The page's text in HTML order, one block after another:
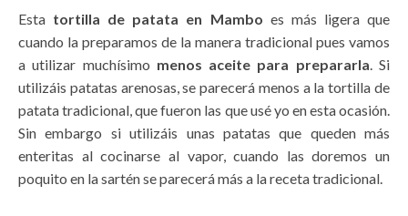
Esta tortilla de patata en Mambo es más ligera que
cuando la preparamos de la manera tradicional pues vamos
a utilizar muchísimo menos aceite para prepararla. Si
utilizáis patatas arenosas, se parecerá menos a la tortilla de
patata tradicional, que fueron las que usé yo en esta ocasión.
Sin embargo si utilizáis unas patatas que queden más
enteritas al cocinarse al vapor, cuando las doremos un
poquito en la sartén se parecerá más a la receta tradicional.